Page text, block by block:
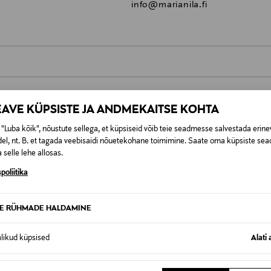
KÜPSISTE JA ANDMEKAITSE KOHTA
"Luba kõik", nõustute sellega, et küpsiseid võib teie seadmesse salvestada
nt. B. et tagada veebisaidi nõuetekohane toimimine. Saate oma küpsiste
selle lehe allosas.
RÜHMADE HALDAMINE
küpsised Alati
info@marianila.fi
lepingust taganeda 30 päeva jooksul alates kauba
Tagastatavad suletud pakendis kosmeetika- ja loodustooted
KA